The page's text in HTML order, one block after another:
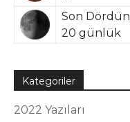
Son Dördün
20 günlük
Kategoriler
2022 Yazıları